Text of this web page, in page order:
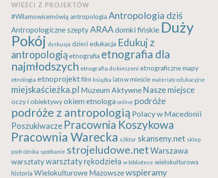
WIEŚCI Z PROJEKTÓW
#Wilamowicemówią antropologia Antropologia dziś
Antropologiczne szeptyARAAdomki fińskie Duży
Pokój dyskusja dzieci edukacja Edukuj z
antropologiąetnografia etnografia dla
najmłodszych etnografia do kieszeni etnograficzne mapy
etnologia etnoprojekt film książka lato w mieście materiały edukacyjne
miejskaścieżka.pl Muzeum Aktywne Nasze miejsce
oczy i obiektywyokiem etnologa online podróże
podróże z antropologią Polacy w Macedonii
Poszukiwacze Pracownia Koszykowa
Pracownia Warecka s3ktor skanseny.net sklep
podróżnika spotkanie strojeludowe.net Warszawa
warsztatywarsztaty rękodzieła w bibliotece wielokulturowa
historia Wielokulturowe Mazowszewspieramy